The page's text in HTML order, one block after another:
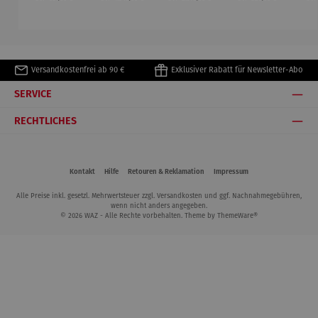
Versandkostenfrei ab 90 € Exklusiver Rabatt für Newsletter-Abo
SERVICE
RECHTLICHES
Kontakt Hilfe Retouren & Reklamation Impressum
Alle Preise inkl. gesetzl. Mehrwertsteuer zzgl. Versandkosten und ggf. Nachnahmegebühren,
wenn nicht anders angegeben.
© 2026 WAZ - Alle Rechte vorbehalten. Theme by ThemeWare®